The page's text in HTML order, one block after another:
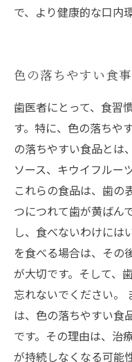
で、より健康的な口内
色の落ちやすい食事
歯医者にとって、食習
す。特に、色の落ちや
の落ちやすい食品とは
ソース、キウイフルー
これらの食品は、歯の
つにつれて歯が黄ばん
し、食べないわけには
を食べる場合は、その
が大切です。そして、
忘れないでください。
は、色の落ちやすい食
です。その理由は、治
が持続しなくなる可能